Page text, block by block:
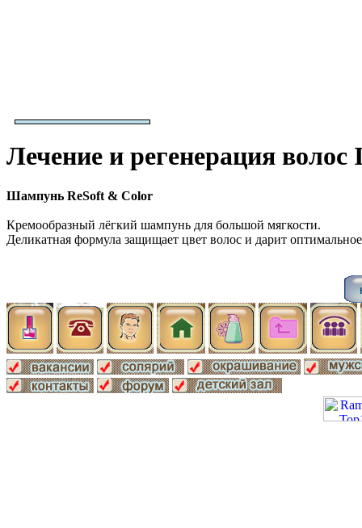
Лечение и регенерация
Шампунь ReSoft & Color
Кремообразный лёгкий шампунь для большой мягкости.
Деликатная формула защищает цвет волос и дарит